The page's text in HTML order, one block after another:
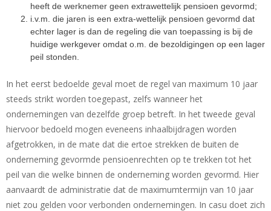
heeft de werknemer geen extrawettelijk pensioen gevormd;
i.v.m. die jaren is een extra-wettelijk pensioen gevormd dat
echter lager is dan de regeling die van toepassing is bij de
huidige werkgever omdat o.m. de bezoldigingen op een lager
peil stonden.
In het eerst bedoelde geval moet de regel van maximum 10 jaar
steeds strikt worden toegepast, zelfs wanneer het
ondernemingen van dezelfde groep betreft. In het tweede geval
hiervoor bedoeld mogen eveneens inhaalbijdragen worden
afgetrokken, in de mate dat die ertoe strekken de buiten de
onderneming gevormde pensioenrechten op te trekken tot het
peil van die welke binnen de onderneming worden gevormd. Hier
aanvaardt de administratie dat de maximumtermijn van 10 jaar
niet zou gelden voor verbonden ondernemingen. In casu doet zich